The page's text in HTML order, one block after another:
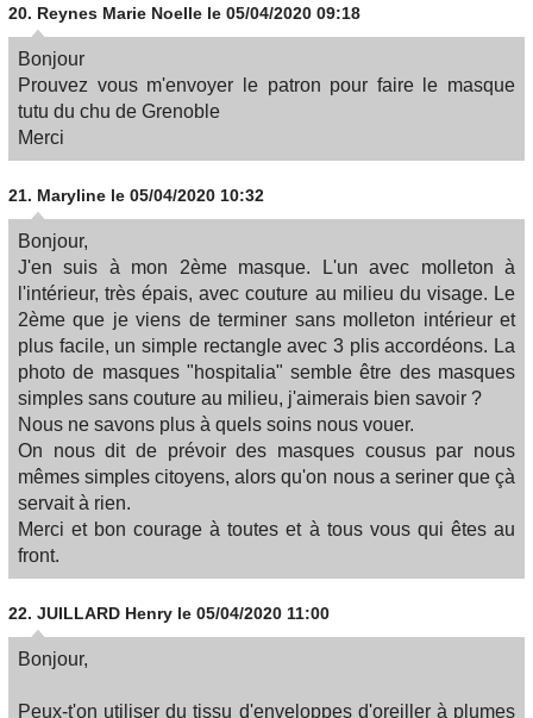
20. Reynes Marie Noelle le 05/04/2020 09:18
Bonjour
Prouvez vous m'envoyer le patron pour faire le masque
tutu du chu de Grenoble
Merci
21. Maryline le 05/04/2020 10:32
Bonjour,
J'en suis à mon 2ème masque. L'un avec molleton à
l'intérieur, très épais, avec couture au milieu du visage. Le
2ème que je viens de terminer sans molleton intérieur et
plus facile, un simple rectangle avec 3 plis accordéons. La
photo de masques "hospitalia" semble être des masques
simples sans couture au milieu, j'aimerais bien savoir ?
Nous ne savons plus à quels soins nous vouer.
On nous dit de prévoir des masques cousus par nous
mêmes simples citoyens, alors qu'on nous a seriner que çà
servait à rien.
Merci et bon courage à toutes et à tous vous qui êtes au
front.
22. JUILLARD Henry le 05/04/2020 11:00
Bonjour,
Peux-t'on utiliser du tissu d'enveloppes d'oreiller à plumes